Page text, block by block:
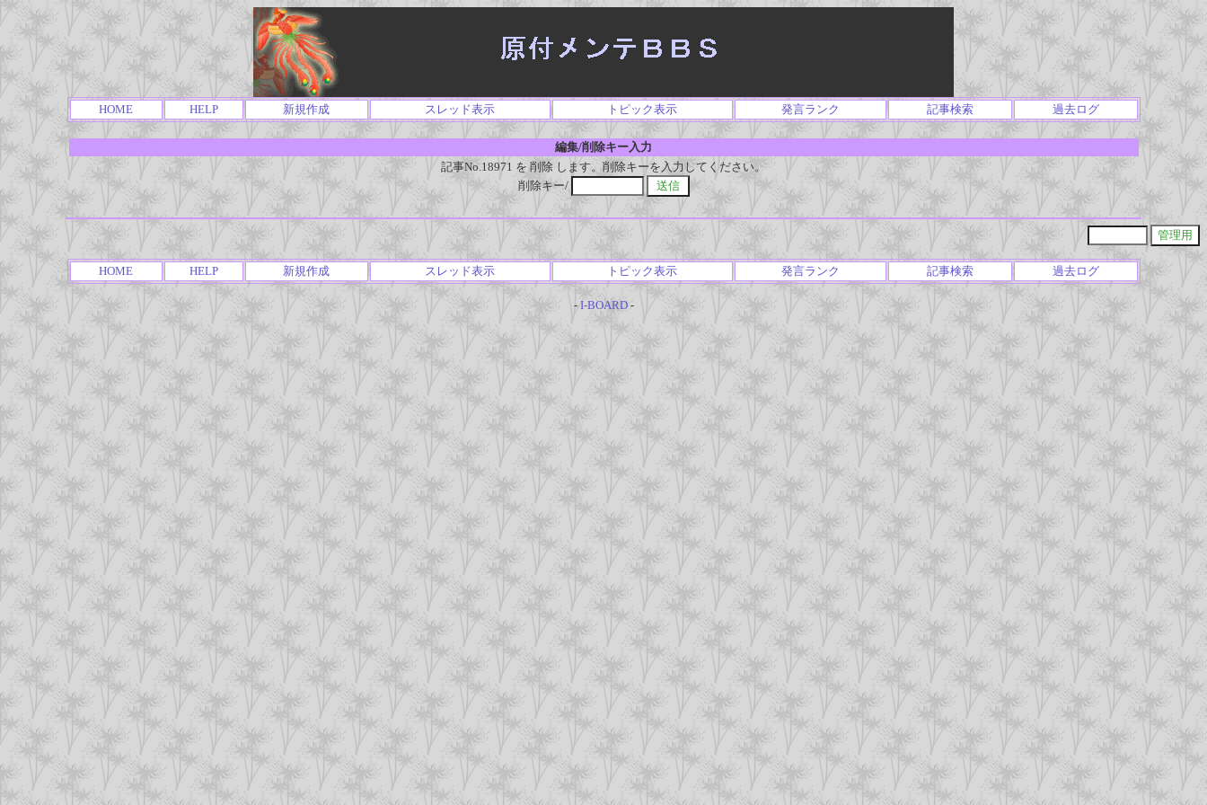
HOME HELP 新規作成 スレッド表示 トピック表示 発言ランク 記事検索 過去ログ
編集/削除キー入力
記事No.18971 を 削除 します。削除キーを入力してください。
削除キー/
HOME HELP 新規作成 スレッド表示 トピック表示 発言ランク 記事検索 過去ログ
- I-BOARD-